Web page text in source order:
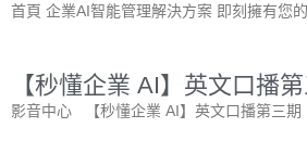
首頁 企業AI智能管理解決方案 即刻擁有您
【秒懂企業 AI】英文口播
影音中心 【秒懂企業 AI】英文口播第三